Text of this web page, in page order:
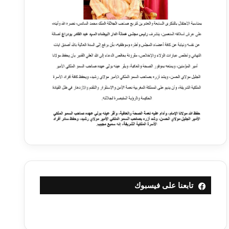
تابعنا على فيسبوك